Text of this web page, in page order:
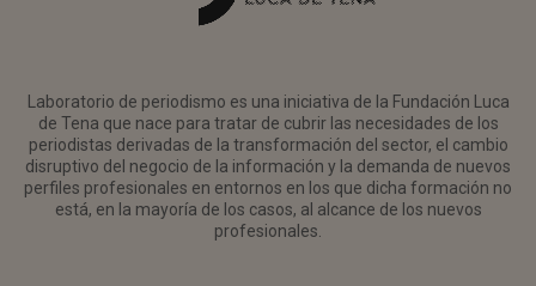
Laboratorio de periodismo es una iniciativa de la Fundación Luca
de Tena que nace para tratar de cubrir las necesidades de los
periodistas derivadas de la transformación del sector, el cambio
disruptivo del negocio de la información y la demanda de nuevos
perfiles profesionales en entornos en los que dicha formación no
está, en la mayoría de los casos, al alcance de los nuevos
profesionales.